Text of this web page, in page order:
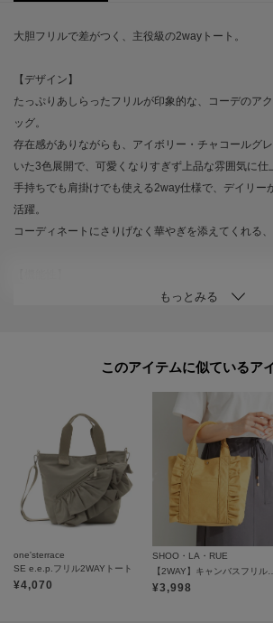
大胆フリルで差がつく、主役級の2wayトート。
【デザイン】
たっぷりあしらったフリルが印象的な、コーデのア
ッグ。
存在感がありながらも、アイボリー・チャコールグ
いた3色展開で、可愛くなりすぎず上品な雰囲気に仕
手持ちでも肩掛けでも使える2way仕様で、デイリー
活躍。
コーディネートにさりげなく華やぎを添えてくれる
軽量なポリエステル100％素材で、見た目以上に持ち
さらに、500mlペットボトルが入るサイズ感に加え
見た目の可愛さと使いやすさを両立した、毎日持ち
＊ポケット数×4
※照明の関係により、実際よりも色味が違って見える
た、パソコン・スマートフォンなどの環境により、
このアイテムに似ているア
one'sterrace
SE e.e.p.フリル2WAYトート
¥4,070
SHOO・LA・RUE
¥3,998